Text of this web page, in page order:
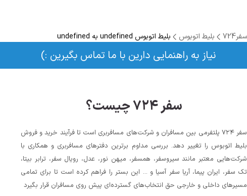
سفر724 بلیط اتوبوس بلیط اتوبوس undefined به undefined
نیاز به راهنمایی دارین با ما تماس بگیرین :)
سفر ۷۲۴ چیست؟
سفر ۷۲۴ پلتفرمی بین مسافران و شرکت‌های مسافربری است تا فرآیند خرید و فروش
بلیط اتوبوس را تغییر دهد. بررسی مداوم برترین دفترهای مسافربری و همکاری با
شرکت‌هایی معتبر مانند سیروسفر، همسفر، میهن‌ نور، عدل، رویال سفر، ترابر بیتا،
تک سفر، ایران پیما، آریا سفر آسیا و ... این بستر را فراهم کرده است تا برای تمامی
مسیرهای داخلی و خارجی حق انتخاب‌های گسترده‌ای پیش روی مسافران قرار بگیرد